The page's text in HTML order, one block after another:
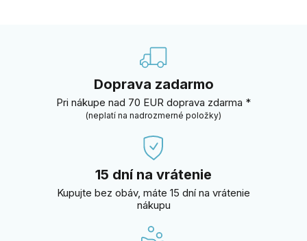
Doprava zadarmo
Pri nákupe nad 70 EUR doprava zdarma *
(neplatí na nadrozmerné položky)
15 dní na vrátenie
Kupujte bez obáv, máte 15 dní na vrátenie
nákupu